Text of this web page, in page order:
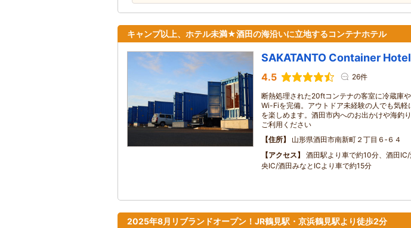
キャンプ以上、ホテル未満★酒田の海沿いに立地するコンテナホテル
SAKATANTO Container
4.5 26件
断熱処理された20ftコンテナの客室に冷蔵庫
Wi-Fiを完備。アウトドア未経験の人でも気軽
を楽しめます。酒田市内へのお出かけや海釣
ご利用ください
住所
山形県酒田市南新町２丁目６‐６４
アクセス
酒田駅より車で約10分、酒田IC/
央IC/酒田みなとICより車で約15分
2025年8月リブランドオープン！JR鶴見駅・京浜鶴見駅より徒歩2分